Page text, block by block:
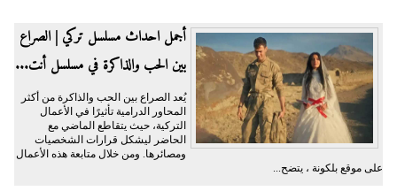
أجمل احداث مسلسل تركي | الصراع
بين الحب والذاكرة في مسلسل أنت...
يُعد الصراع بين الحب والذاكرة من أكثر
المحاور الدرامية تأثيرًا في الأعمال
التركية، حيث يتقاطع الماضي مع
الحاضر ليشكل قرارات الشخصيات
ومصائرها. ومن خلال متابعة هذه الأعمال
على موقع بلكونة ، يتضح...